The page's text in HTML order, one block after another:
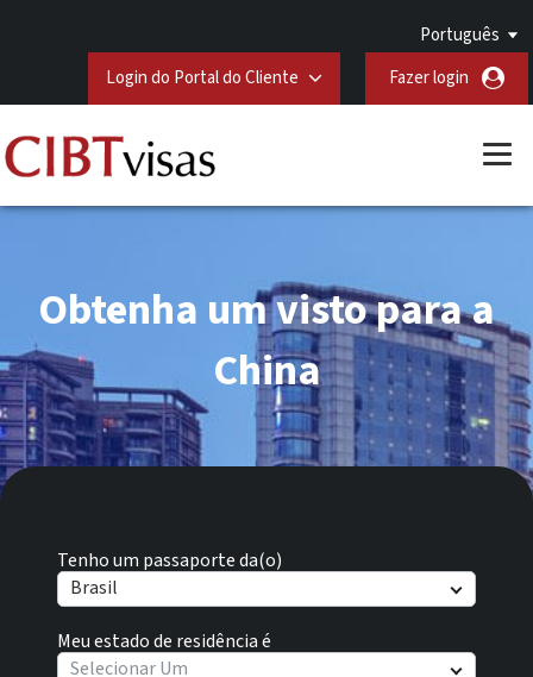
Português
Login do Portal do Cliente
Fazer login
Tenho um passaporte da(o)
Brasil
Meu estado de residência é
Selecionar Um
Obtenha um visto para a
China